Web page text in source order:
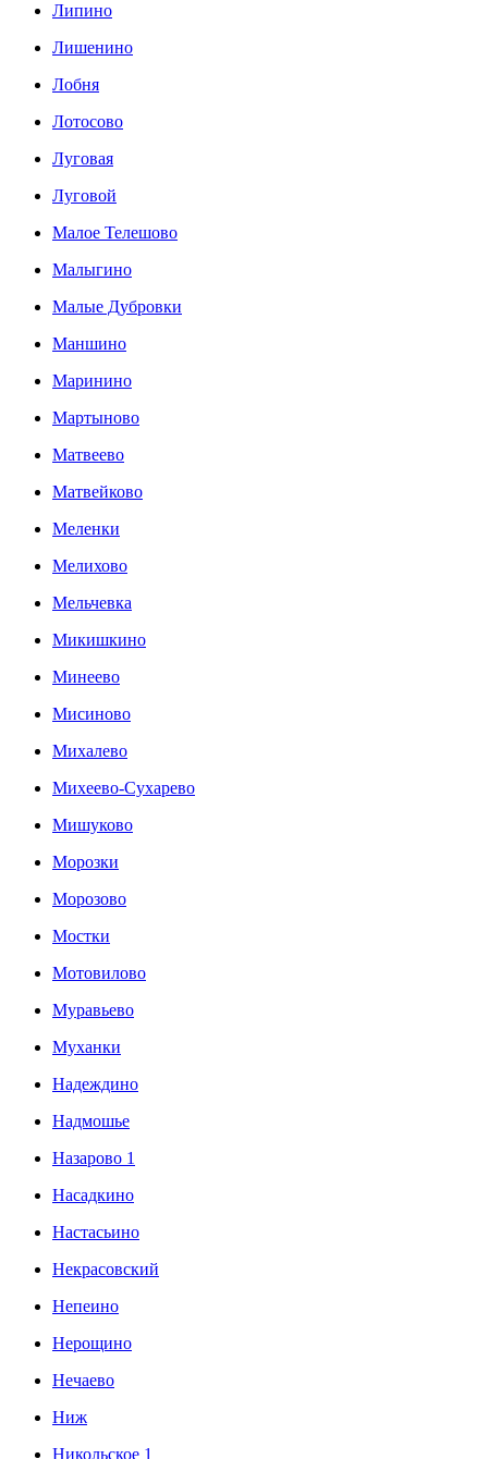
Липино
Лишенино
Лобня
Лотосово
Луговая
Луговой
Малое Телешово
Малыгино
Малые Дубровки
Маншино
Маринино
Мартыново
Матвеево
Матвейково
Меленки
Мелихово
Мельчевка
Микишкино
Минеево
Мисиново
Михалево
Михеево-Сухарево
Мишуково
Морозки
Морозово
Мостки
Мотовилово
Муравьево
Муханки
Надеждино
Надмошье
Назарово 1
Насадкино
Настасьино
Некрасовский
Непеино
Нерощино
Нечаево
Ниж
Никольское 1